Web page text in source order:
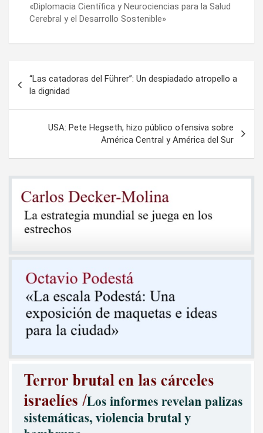
«Diplomacia Científica y Neurociencias para la Salud
Cerebral y el Desarrollo Sostenible»
de
entradas
“Las catadoras del Führer”: Un despiadado atropello a
la dignidad
USA: Pete Hegseth, hizo público ofensiva sobre
América Central y América del Sur